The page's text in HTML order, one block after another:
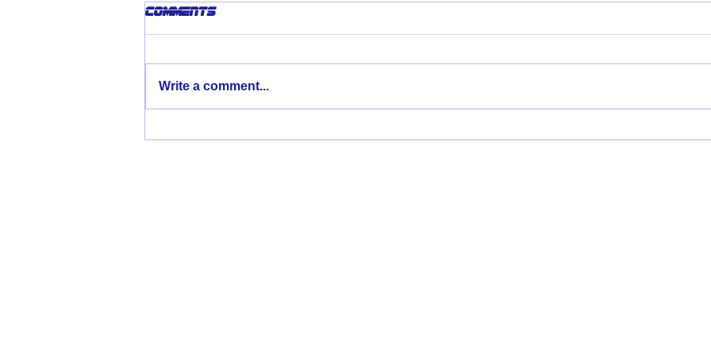
grupo que puede
de
Comments
Write a comment...